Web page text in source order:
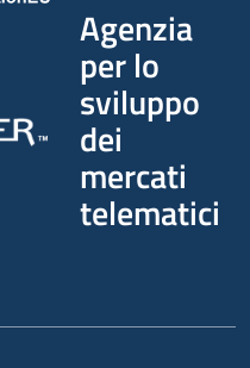
Agenzia
per lo
sviluppo
dei
mercati
telematici